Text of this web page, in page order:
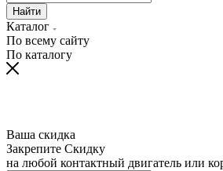
Найти
Каталог
По всему сайту
По каталогу
Ваша скидка
Закрепите Скидку
на любой контактный двигатель или